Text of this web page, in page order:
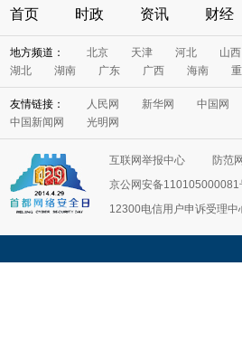
首页 时政 资讯 财经
地方频道： 北京 天津 河北
山西
湖北
湖南 广东 广西 海南
友情链接： 人民网 新华网
中国网
中国新闻网
光明网
互联网举报中心
防范
京公网安备110105000081
12300电信用户申诉受理中